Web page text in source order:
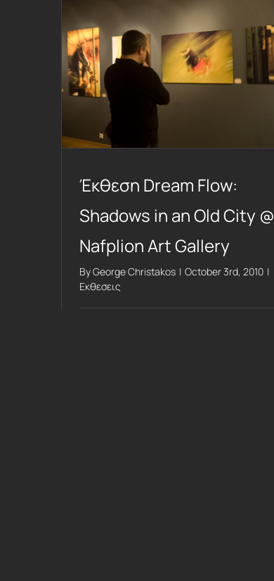
Έκθεση Dream Flow:
Shadows in an Old City @
Nafplion Art Gallery
ByGeorge Christakos | October 3rd, 2010 |
Εκθεσεις